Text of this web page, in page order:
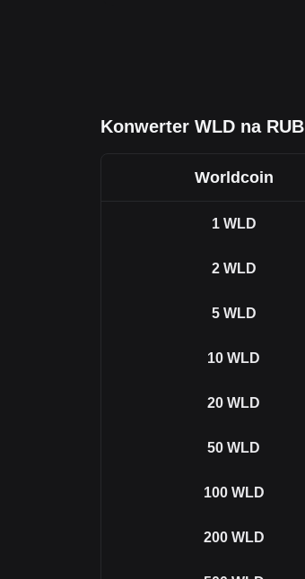
Konwerter WLD na RUB
Worldcoin
1 WLD
2 WLD
5 WLD
10 WLD
20 WLD
50 WLD
100 WLD
200 WLD